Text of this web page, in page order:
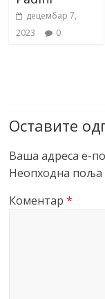
децембар 7,
2023
0
Оставите
Ваша адреса е-
Неопходна поља
Коментар*